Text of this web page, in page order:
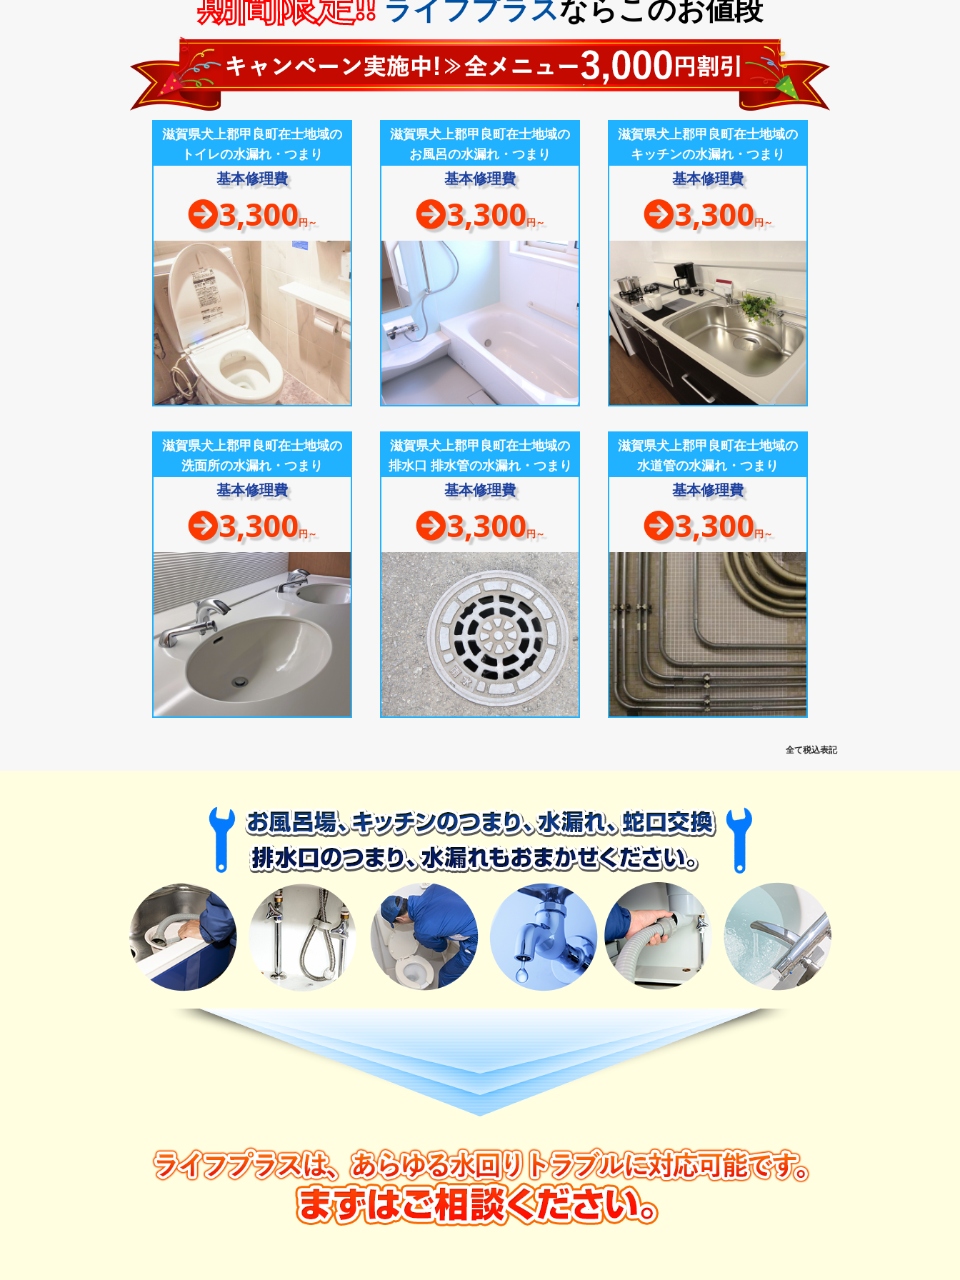
ライフプラスならこのお値段
滋賀県犬上郡甲良町在士地域の
トイレの水漏れ・つまり
基本修理費
3,300円～
滋賀県犬上郡甲良町在士地域の
お風呂の水漏れ・つまり
基本修理費
3,300円～
滋賀県犬上郡甲良町在士地域の
キッチンの水漏れ・つまり
基本修理費
3,300円～
滋賀県犬上郡甲良町在士地域の
洗面所の水漏れ・つまり
基本修理費
3,300円～
滋賀県犬上郡甲良町在士地域の
排水口 排水管の水漏れ・つまり
基本修理費
3,300円～
滋賀県犬上郡甲良町在士地域の
水道管の水漏れ・つまり
基本修理費
3,300円～
全て税込表記